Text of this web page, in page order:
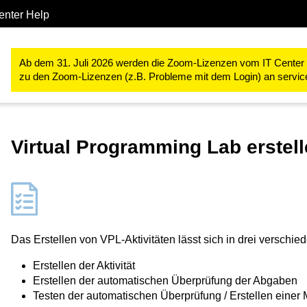
Help
Ab dem 31. Juli 2026 werden die Zoom-Lizenzen vom IT
zu den Zoom-Lizenzen (z.B. Probleme mit dem Login) an
Studium & Lehre RWTHmoodle Lehr- und Lernprozesse
Virtual Programming Lab
Das Erstellen von VPL-Aktivitäten lässt sich in drei
Erstellen der Aktivität
Erstellen der automatischen Überprüfung der Abgaben
Testen der automatischen Überprüfung / Erstellen einer